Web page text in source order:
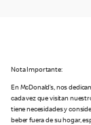
Nota Importante:
En McDonald’s, nos
cada vez que visitan
tiene necesidades y
beber fuera de su hogar,